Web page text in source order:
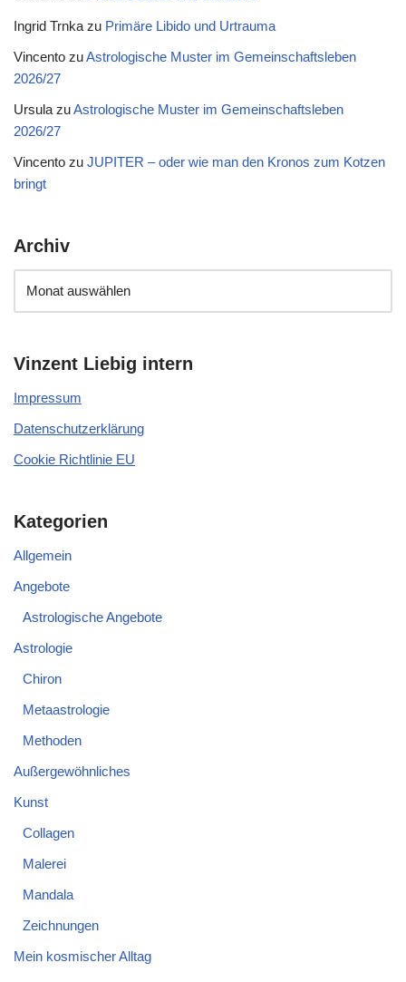
Ingrid Trnka zu Primäre Libido und Urtrauma
Vincento zuAstrologische Muster im Gemeinschaftsleben
2026/27
Ursula zuAstrologische Muster im Gemeinschaftsleben
2026/27
Vincento zu JUPITER – oder wie man den Kronos zum Kotzen
bringt
Archiv
Vinzent Liebig intern
Impressum
Datenschutzerklärung
Cookie Richtlinie EU
Kategorien
Allgemein
Angebote
Astrologische Angebote
Astrologie
Chiron
Metaastrologie
Methoden
Außergewöhnliches
Kunst
Collagen
Malerei
Mandala
Zeichnungen
Mein kosmischer Alltag